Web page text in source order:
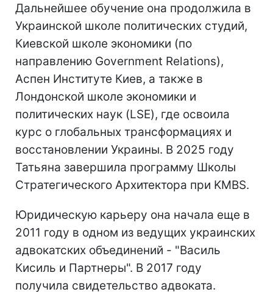
Дальнейшее обучение она продолжила в
Украинской школе политических студий,
Киевской школе экономики (по
направлению Government Relations),
Аспен Институте Киев, а также в
Лондонской школе экономики и
политических наук (LSE), где освоила
курс о глобальных трансформациях и
восстановлении Украины. В 2025 году
Татьяна завершила программу Школы
Стратегического Архитектора при KMBS.
Юридическую карьеру она начала еще в
2011 году в одном из ведущих украинских
адвокатских объединений - "Василь
Кисиль и Партнеры". В 2017 году
получила свидетельство адвоката.